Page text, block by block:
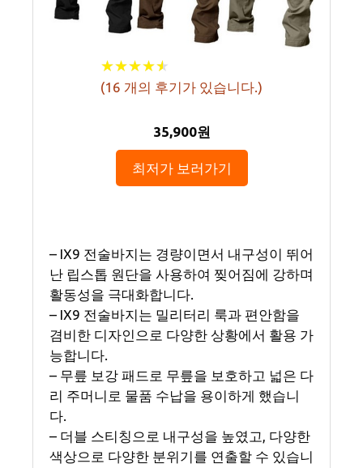
★★★★★
★★★★★
(16 개의 후기가 있습니다.)
35,900원
최저가 보러가기
– IX9 전술바지는 경량이면서 내구성이 뛰어
난 립스톱 원단을 사용하여 찢어짐에 강하며
활동성을 극대화합니다.
– IX9 전술바지는 밀리터리 룩과 편안함을
겸비한 디자인으로 다양한 상황에서 활용 가
능합니다.
– 무릎 보강 패드로 무릎을 보호하고 넓은 다
리 주머니로 물품 수납을 용이하게 했습니
다.
– 더블 스티칭으로 내구성을 높였고, 다양한
색상으로 다양한 분위기를 연출할 수 있습니